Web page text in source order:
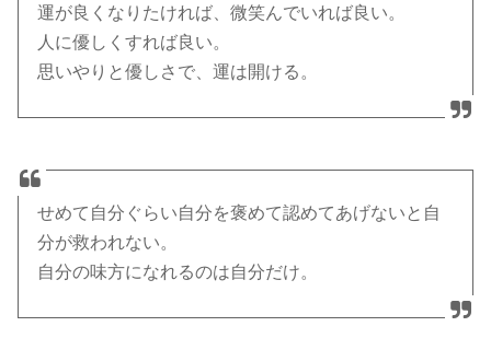
運が良くなりたければ、微笑んでいれば良い。
人に優しくすれば良い。
思いやりと優しさで、運は開ける。
せめて自分ぐらい自分を褒めて認めてあげないと自
分が救われない。
自分の味方になれるのは自分だけ。